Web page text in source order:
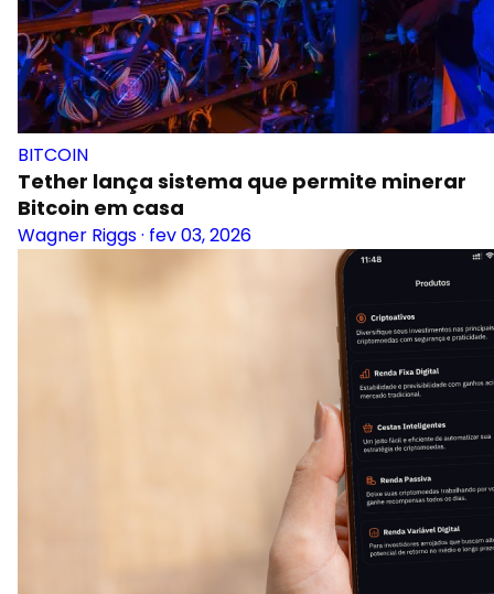
BITCOIN
Tether lança sistema que permite minerar
Bitcoin em casa
Wagner Riggs· fev 03, 2026